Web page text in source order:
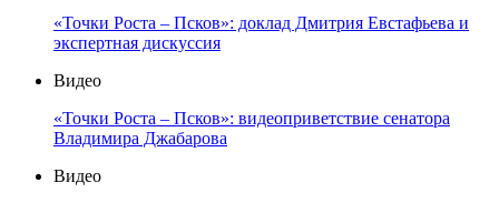
«Точки Роста – Псков»: доклад Дмитрия Евстафьева и
экспертная дискуссия
Видео
«Точки Роста – Псков»: видеоприветствие сенатора
Владимира Джабарова
Видео